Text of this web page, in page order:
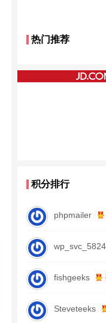
热门推荐
积分排行
phpmailer
fishgeeks
Steveteeks